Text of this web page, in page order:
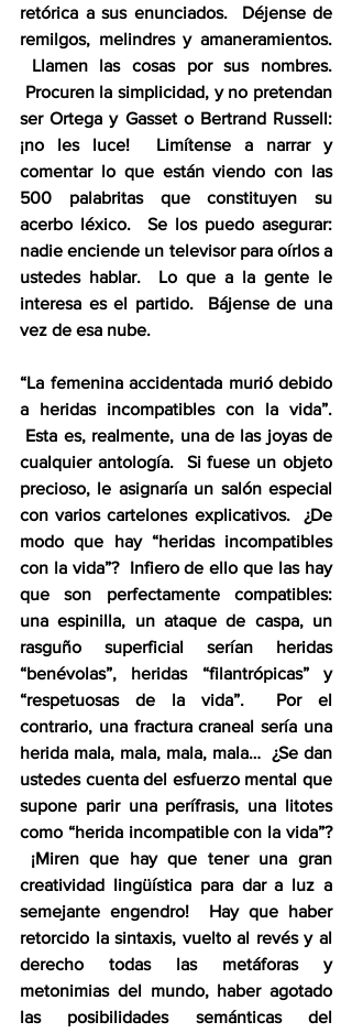
retórica a sus enunciados.  Déjense de
remilgos, melindres y amaneramientos.
Llamen las cosas por sus nombres.
Procuren la simplicidad, y no pretendan
ser Ortega y Gasset o Bertrand Russell:
¡no les luce!  Limítense a narrar y
comentar lo que están viendo con las
500 palabritas que constituyen su
acerbo léxico.  Se los puedo asegurar:
nadie enciende un televisor para oírlos a
ustedes hablar.  Lo que a la gente le
interesa es el partido.  Bájense de una
vez de esa nube.
“La femenina accidentada murió debido
a heridas incompatibles con la vida”.
Esta es, realmente, una de las joyas de
cualquier antología.  Si fuese un objeto
precioso, le asignaría un salón especial
con varios cartelones explicativos.  ¿De
modo que hay “heridas incompatibles
con la vida”?  Infiero de ello que las hay
que son perfectamente compatibles:
una espinilla, un ataque de caspa, un
rasguño superficial serían heridas
“benévolas”, heridas “filantrópicas” y
“respetuosas de la vida”.  Por el
contrario, una fractura craneal sería una
herida mala, mala, mala, mala…  ¿Se dan
ustedes cuenta del esfuerzo mental que
supone parir una perífrasis, una litotes
como “herida incompatible con la vida”?
¡Miren que hay que tener una gran
creatividad lingüística para dar a luz a
semejante engendro!  Hay que haber
retorcido la sintaxis, vuelto al revés y al
derecho todas las metáforas y
metonimias del mundo, haber agotado
las posibilidades semánticas del